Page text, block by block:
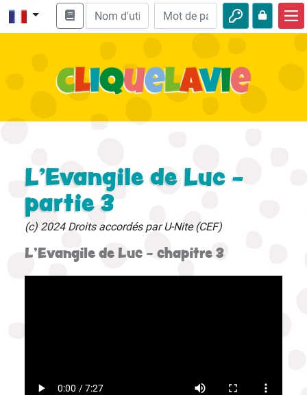
Enseignement biblique
Loisirs
L'Evangile de Luc -
partie 3
(c) 2024 Droits accordés par U-Nite (CEF)
L'Evangile de Luc - chapitre 3